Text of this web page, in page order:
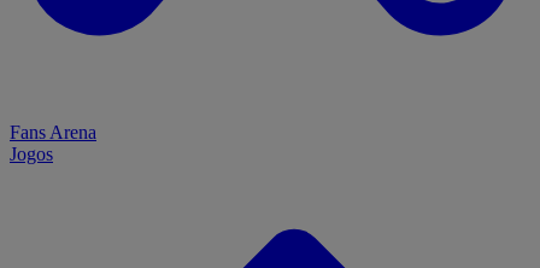
Fans Arena
Jogos